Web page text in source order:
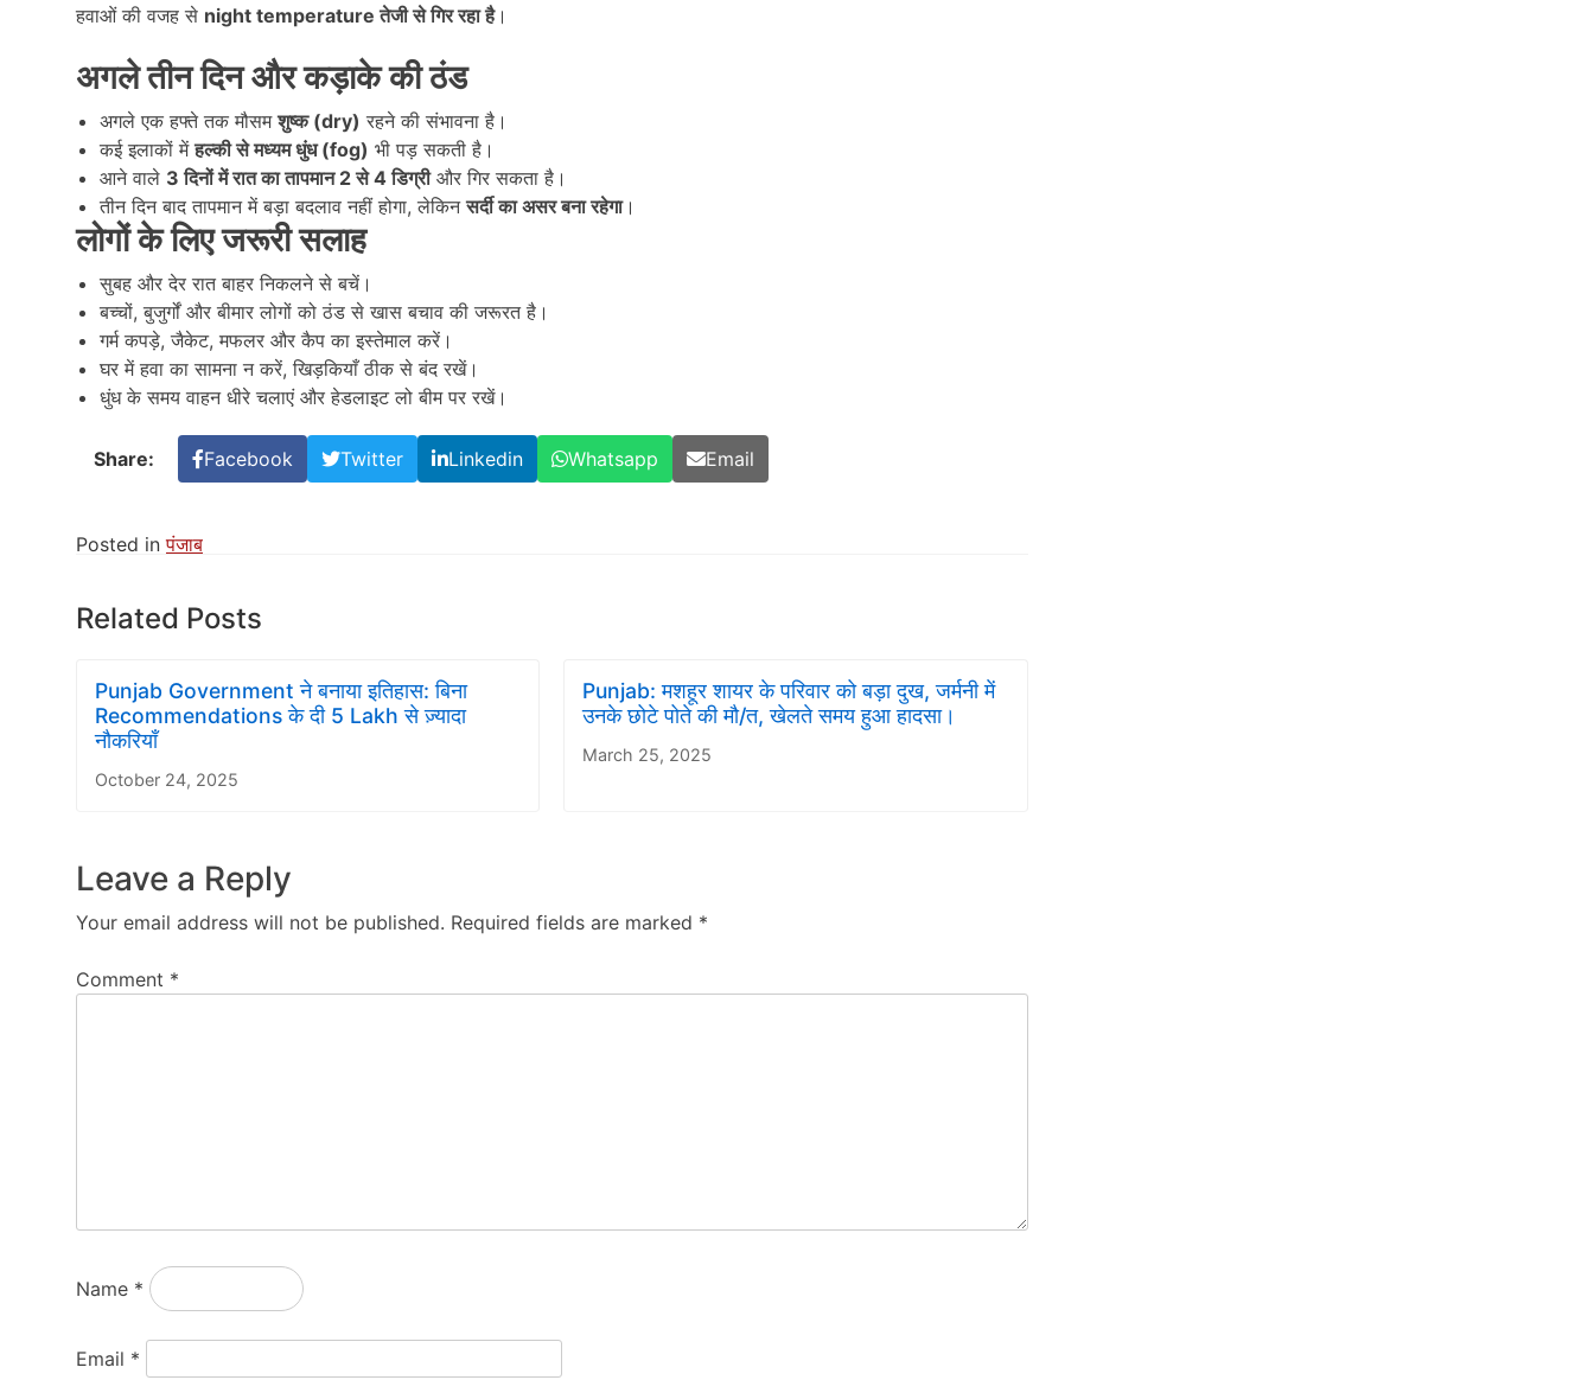
हवाओं की वजह से night temperatureतेजी से गिर रहा है।
अगले तीन दिन और कड़ाके की ठंड
अगले एक हफ्ते तक मौसमशुष्क (dry) रहने की संभावना है।
कई इलाकों मेंहल्की से मध्यम धुंध (fog) भी पड़ सकती है।
आने वाले 3दिनों में रात का तापमान 2से 4डिग्रीऔर गिर सकता है।
तीन दिन बाद तापमान में बड़ा बदलाव नहीं होगा, लेकिनसर्दी का असर बना रहेगा।
लोगों के लिए जरूरी सलाह
सुबह और देर रात बाहर निकलने से बचें।
बच्चों, बुजुर्गों और बीमार लोगों को ठंड से खास बचाव की जरूरत है।
गर्म कपड़े, जैकेट, मफलर और कैप का इस्तेमाल करें।
घर में हवा का सामना न करें, खिड़कियाँ ठीक से बंद रखें।
धुंध के समय वाहन धीरे चलाएं और हेडलाइट लो बीम पर रखें।
Share: Facebook Twitter Linkedin Whatsapp Email
Posted inपंजाब
Related Posts
Punjab Government ने बनाया इतिहास: बिना
Recommendations के दी 5 Lakh से ज़्यादा
नौकरियाँ
October 24, 2025
Punjab: मशहूर शायर के परिवार को बड़ा दुख, जर्मनी में
उनके छोटे पोते की मौ/त, खेलते समय हुआ हादसा।
March 25, 2025
Leave a Reply
Your email address will not be published. Required fields are marked *
Comment *
Name *
Email *